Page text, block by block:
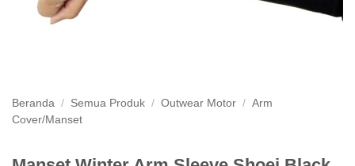
Beranda / Semua Produk / Outwear Motor / Arm
Cover/Manset